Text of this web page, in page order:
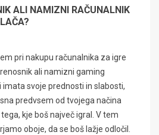
ALI NAMIZNI RAČUNALNIK
pri nakupu računalnika za igre
ali namizni gaming
imata svoje prednosti in slabosti,
predvsem od tvojega načina
kje boš največ igral. V tem
oboje, da se boš lažje odločil.